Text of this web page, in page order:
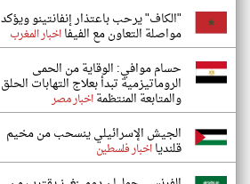
"الكاف" يرحب باعتذار إنفانتينو ويؤكد
مواصلة التعاون مع الفيفااخبار المغرب
حسام موافي: الوقاية من الحمى
الروماتيزمية تبدأ بعلاج التهابات الحلق
والمتابعة المنتظمةاخبار مصر
الجيش الإسرائيلي ينسحب من مخيم
قلنديااخبار فلسطين